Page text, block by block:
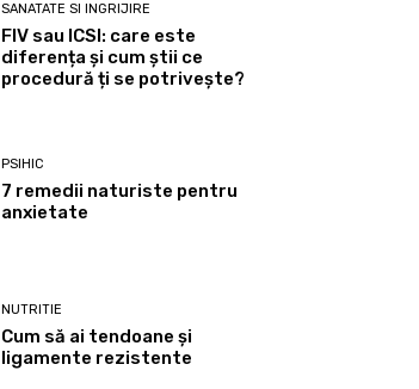
SANATATE SI INGRIJIRE
FIV sau ICSI: care este
diferența și cum știi ce
procedură ți se potrivește?
PSIHIC
7 remedii naturiste pentru
anxietate
NUTRITIE
Cum să ai tendoane şi
ligamente rezistente